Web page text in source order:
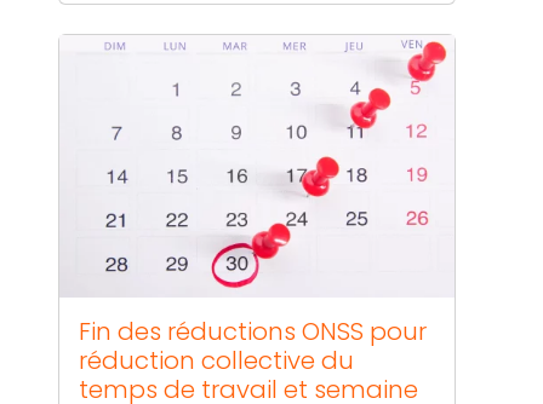
Fin des réductions ONSS pour
réduction collective du
temps de travail et semaine